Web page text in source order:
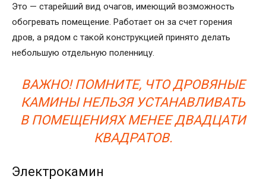
Это — старейший вид очагов, имеющий возможность
обогревать помещение. Работает он за счет горения
дров, а рядом с такой конструкцией принято делать
небольшую отдельную поленницу.
ВАЖНО! ПОМНИТЕ, ЧТО ДРОВЯНЫЕ
КАМИНЫ НЕЛЬЗЯ УСТАНАВЛИВАТЬ
В ПОМЕЩЕНИЯХ МЕНЕЕ ДВАДЦАТИ
КВАДРАТОВ.
Электрокамин